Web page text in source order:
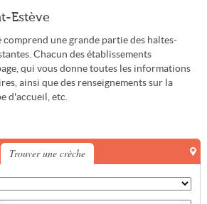
Estève
une grande partie des haltes-
Chacun des établissements
qui vous donne toutes les informations
ainsi que des renseignements sur la
d'accueil, etc.
Trouver une crèche